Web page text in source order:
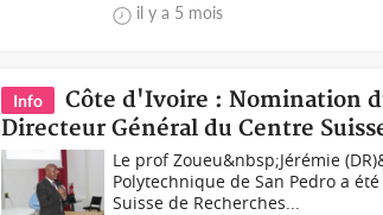
il y a 5 mois
Info
Côte d'Ivoire : Nomination
Directeur Général du Centre
Le prof Zoueu&nbsp;Jérémie
Polytechnique de San Pedro a
Suisse de Recherches...